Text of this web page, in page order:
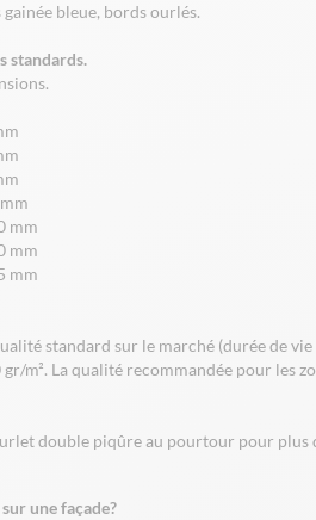
bleue, bords ourlés.
standards.
mm
mm
mm
standard sur le marché (durée de
m². La qualité recommandée pour les
double piqûre au pourtour pour plus
une façade?